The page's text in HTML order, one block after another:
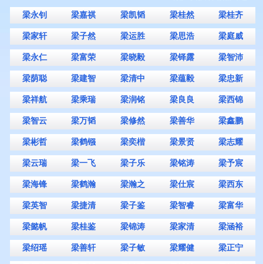
梁永钊 梁嘉祺 梁凯韬 梁桂然 梁桂齐
梁家轩 梁子然 梁运胜 梁思浩 梁庭威
梁永仁 梁富荣 梁晓毅 梁铎露 梁智沛
梁荫聪 梁建智 梁清中 梁蕴毅 梁忠新
梁祥航 梁乘瑞 梁润铭 梁良良 梁西锦
梁智云 梁万韬 梁修然 梁善华 梁鑫鹏
梁彬哲 梁鹤镪 梁奕楷 梁景贤 梁志耀
梁云瑞 梁一飞 梁子乐 梁铭涛 梁予宸
梁海锋 梁鹤瀚 梁瀚之 梁仕宸 梁西东
梁英智 梁捷清 梁子鉴 梁智睿 梁富华
梁懿帆 梁桂鉴 梁锦涛 梁家清 梁涵裕
梁绍瑶 梁善轩 梁子敏 梁耀健 梁正宁